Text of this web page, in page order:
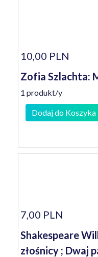
10,00 PLN
Zofia Szlachta:
1 produkt/y
Dodaj do Koszyka
7,00 PLN
Shakespeare
złośnicy ; Dwaj